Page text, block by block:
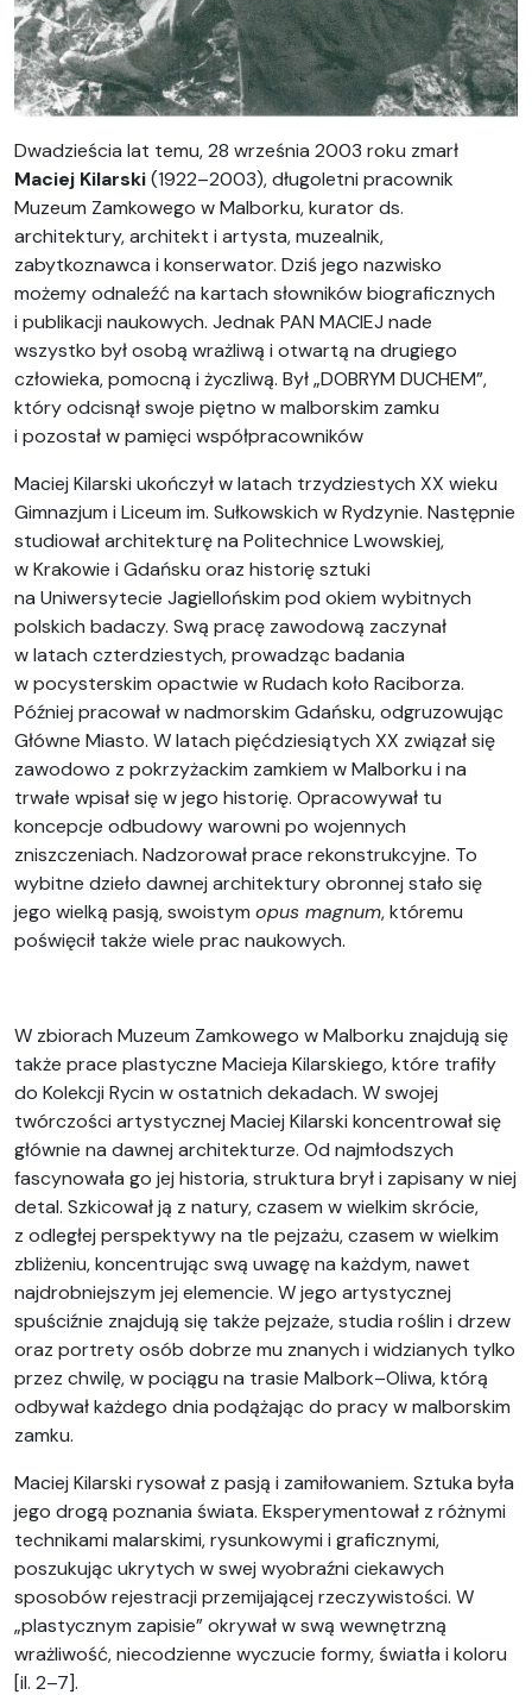
Dwadzieścia lat temu, 28 września 2003 roku zmarł
Maciej Kilarski(1922–2003), długoletni pracownik
Muzeum Zamkowego w Malborku, kurator ds.
architektury, architekt i artysta, muzealnik,
zabytkoznawca i konserwator. Dziś jego nazwisko
możemy odnaleźć na kartach słowników biograficznych
i publikacji naukowych. Jednak PAN MACIEJ nade
wszystko był osobą wrażliwą i otwartą na drugiego
człowieka, pomocną i życzliwą. Był „DOBRYM DUCHEM”,
który odcisnął swoje piętno w malborskim zamku
i pozostał w pamięci współpracowników
Maciej Kilarski ukończył w latach trzydziestych XX wieku
Gimnazjum i Liceum im. Sułkowskich w Rydzynie. Następnie
studiował architekturę na Politechnice Lwowskiej,
w Krakowie i Gdańsku oraz historię sztuki
na Uniwersytecie Jagiellońskim pod okiem wybitnych
polskich badaczy. Swą pracę zawodową zaczynał
w latach czterdziestych, prowadząc badania
w pocysterskim opactwie w Rudach koło Raciborza.
Później pracował w nadmorskim Gdańsku, odgruzowując
Główne Miasto. W latach pięćdziesiątych XX związał się
zawodowo z pokrzyżackim zamkiem w Malborku i na
trwałe wpisał się w jego historię. Opracowywał tu
koncepcje odbudowy warowni po wojennych
zniszczeniach. Nadzorował prace rekonstrukcyjne. To
wybitne dzieło dawnej architektury obronnej stało się
jego wielką pasją, swoistym opus magnum, któremu
poświęcił także wiele prac naukowych.
W zbiorach Muzeum Zamkowego w Malborku znajdują się
także prace plastyczne Macieja Kilarskiego, które trafiły
do Kolekcji Rycin w ostatnich dekadach. W swojej
twórczości artystycznej Maciej Kilarski koncentrował się
głównie na dawnej architekturze. Od najmłodszych
fascynowała go jej historia, struktura brył i zapisany w niej
detal. Szkicował ją z natury, czasem w wielkim skrócie,
z odległej perspektywy na tle pejzażu, czasem w wielkim
zbliżeniu, koncentrując swą uwagę na każdym, nawet
najdrobniejszym jej elemencie. W jego artystycznej
spuściźnie znajdują się także pejzaże, studia roślin i drzew
oraz portrety osób dobrze mu znanych i widzianych tylko
przez chwilę, w pociągu na trasie Malbork–Oliwa, którą
odbywał każdego dnia podążając do pracy w malborskim
zamku.
Maciej Kilarski rysował z pasją i zamiłowaniem. Sztuka była
jego drogą poznania świata. Eksperymentował z różnymi
technikami malarskimi, rysunkowymi i graficznymi,
poszukując ukrytych w swej wyobraźni ciekawych
sposobów rejestracji przemijającej rzeczywistości. W
„plastycznym zapisie” okrywał w swą wewnętrzną
wrażliwość, niecodzienne wyczucie formy, światła i koloru
[il. 2–7].